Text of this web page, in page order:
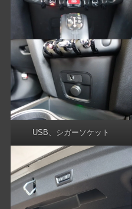
USB、シガーソケット